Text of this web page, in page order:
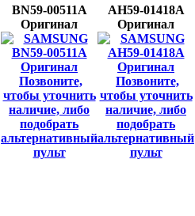
BN59-00511A
Оригинал
Позвоните,
чтобы уточнить
наличие, либо
подобрать
альтернативный
пульт
AH59-01418A
Оригинал
Позвоните,
чтобы уточнить
наличие, либо
подобрать
альтернативный
пульт